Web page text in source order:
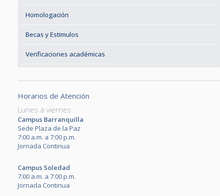
Homologación
Becas y Estimulos
Verificaciones académicas
Horarios de Atención
Lunes a viernes:
Campus Barranquilla
Sede Plaza de la Paz
7:00 a.m. a 7:00 p.m.
Jornada Continua
Campus Soledad
7:00 a.m. a 7:00 p.m.
Jornada Continua